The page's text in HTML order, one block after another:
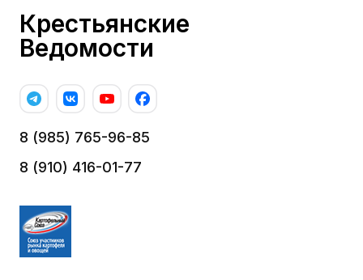
Крестьянские
Ведомости
8 (985) 765-96-85
8 (910) 416-01-77